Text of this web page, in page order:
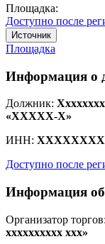
Площадка:
Доступно после
Источник
Площадка
Информация о
Должник:
«XXXXX-X»
ИНН:
Доступно после
Информация об
Организатор торгов:
xxxxxxxxxx xxx»